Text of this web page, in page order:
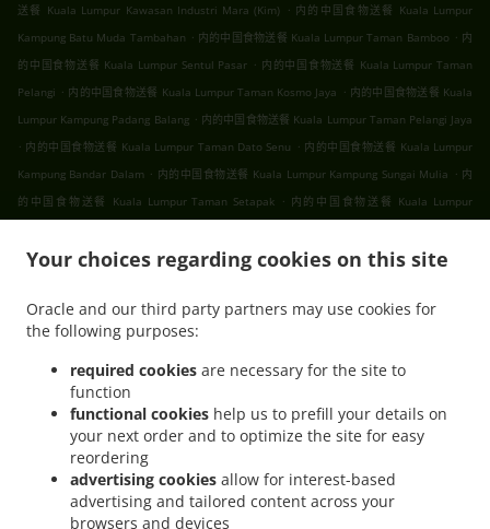
Your choices regarding cookies on this site
Oracle and our third party partners may use cookies for
the following purposes:
required cookies are necessary for the site to
function
functional cookies help us to prefill your details on
your next order and to optimize the site for easy
reordering
advertising cookies allow for interest-based
advertising and tailored content across your
browsers and devices
送餐 Kuala Lumpur Kawasan Industri Mara (Kim) . 内的中国食物送餐 Kuala Lumpur
Kampung Batu Muda Tambahan . 内的中国食物送餐 Kuala Lumpur Taman Bamboo . 内
的中国食物送餐 Kuala Lumpur Sentul Pasar . 内的中国食物送餐 Kuala Lumpur Taman
Pelangi . 内的中国食物送餐 Kuala Lumpur Taman Kosmo Jaya . 内的中国食物送餐 Kuala
Lumpur Kampung Padang Balang . 内的中国食物送餐 Kuala Lumpur Taman Pelangi Jaya
. 内的中国食物送餐 Kuala Lumpur Taman Dato Senu . 内的中国食物送餐 Kuala Lumpur
Kampung Bandar Dalam . 内的中国食物送餐 Kuala Lumpur Kampung Sungai Mulia . 内
的中国食物送餐 Kuala Lumpur Taman Setapak . 内的中国食物送餐 Kuala Lumpur
物送餐 吉隆坡 班底达南 . 内的中国食物送餐 吉隆坡 敦依斯迈花园 . 内的中国食物送餐 吉隆
园 . 内的中国食物送餐 吉隆坡 国联花园 . 内的中国食物送餐 吉隆坡 彩虹花园 . 内的中国食物
送餐 吉隆坡 泗岩沫 . 内的中国食物送餐 吉隆坡
国食物送餐 Puchong Bandar Puchong Jaya
内的中国食物送餐 Puchong Kampung
Lembah Kinrara . 内的中国食物送餐 Puchong
Sungai Buloh Taman Industri Sungai Buloh
内的中国食物送餐 Sungai Buloh . 内的中国
食物送餐 Batu Caves Sri Utara Kipark
. 内的中国食物送餐 Batu Caves Taman Wahyu
的中国食物送餐 Batu Caves Taman Industri Spring Crest Batu Caves
内的中国食物送餐
Batu Caves Taman Koperasi Polis . 内的中国食物送餐 Batu Caves Taman Koperasi Polis